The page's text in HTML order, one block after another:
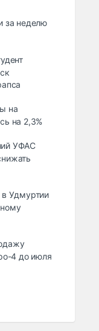
за неделю
на
на 2,3%
УФАС
в Удмуртии
4 до июля